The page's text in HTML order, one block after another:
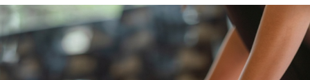
ДОМ
БИЗНЕС